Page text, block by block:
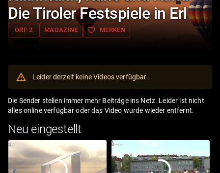
Die Tiroler Festspiele in Erl
ORF 2 MAGAZINE favorite_border MERKEN
Leider derzeit keine Videos verfügbar.
Die Sender stellen immer mehr Beiträge ins Netz. Leider ist nicht
alles online verfügbar oder das Video wurde wieder entfernt.
Neu eingestellt